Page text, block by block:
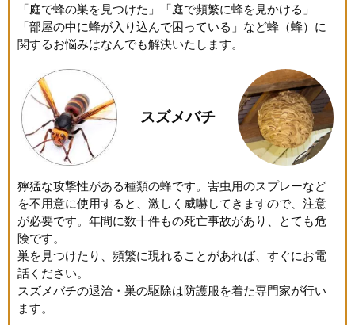
「庭で蜂の巣を見つけた」「庭で頻繁に蜂を見かける」
「部屋の中に蜂が入り込んで困っている」など蜂（蜂）に
関するお悩みはなんでも解決いたします。
スズメバチ
獰猛な攻撃性がある種類の蜂です。害虫用のスプレーなど
を不用意に使用すると、激しく威嚇してきますので、注意
が必要です。年間に数十件もの死亡事故があり、とても危
険です。
巣を見つけたり、頻繁に現れることがあれば、すぐにお電
話ください。
スズメバチの退治・巣の駆除は防護服を着た専門家が行い
ます。